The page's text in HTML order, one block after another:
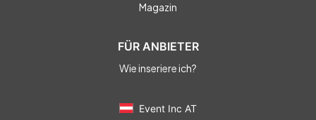
Magazin
FÜR ANBIETER
Wie inseriere ich?
Event Inc AT